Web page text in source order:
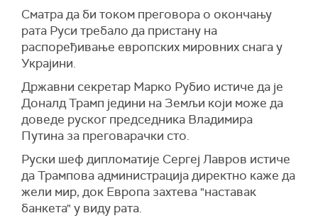
Сматра да би током преговора о окончању
рата Руси требало да пристану на
распоређивање европских мировних снага у
Украјини.
Државни секретар Марко Рубио истиче да је
Доналд Трамп једини на Земљи који може да
доведе руског председника Владимира
Путина за преговарачки сто.
Руски шеф дипломатије Сергеј Лавров истиче
да Трампова администрација директно каже да
жели мир, док Европа захтева "наставак
банкета" у виду рата.